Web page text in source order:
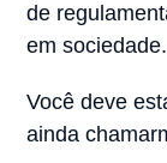
de
em sociedade.
Você deve
ainda